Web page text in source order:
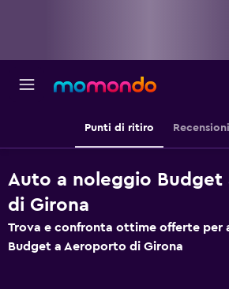
Punti di ritiro Recensioni
Auto a noleggio Budget
di Girona
Trova e confronta ottime offerte per
Budget a Aeroporto di Girona